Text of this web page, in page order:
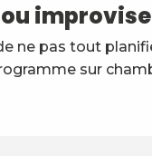
ne pas tout
sur